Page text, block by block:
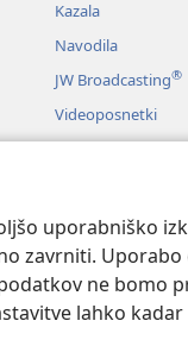
uporabniško
zavrniti.
ne bomo
lahko
Kazala
Navodila
JW Broadcasting®
Videoposnetki
Glasba
Dramsko branje
Watch Tower Bible